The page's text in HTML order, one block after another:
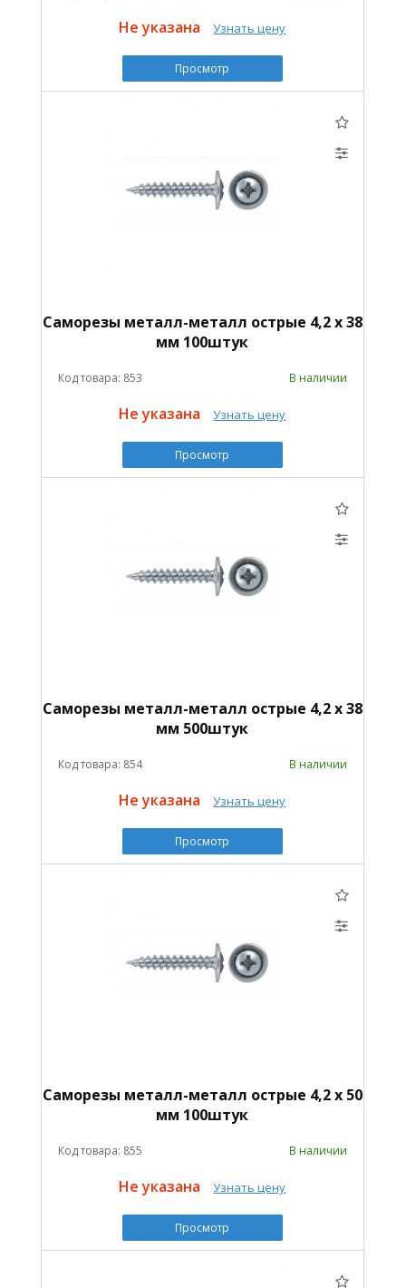
Не указана Узнать цену
Просмотр
Саморезы металл-металл острые 4,2 х 38
мм 100штук
Код товара: 853 В наличии
Не указана Узнать цену
Просмотр
Саморезы металл-металл острые 4,2 х 38
мм 500штук
Код товара: 854 В наличии
Не указана Узнать цену
Просмотр
Саморезы металл-металл острые 4,2 х 50
мм 100штук
Код товара: 855 В наличии
Не указана Узнать цену
Просмотр